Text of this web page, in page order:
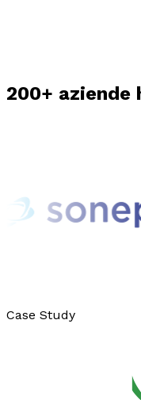
200+
Case Study